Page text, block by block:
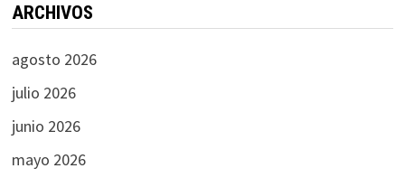
ARCHIVOS
agosto 2026
julio 2026
junio 2026
mayo 2026